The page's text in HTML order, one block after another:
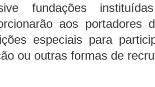
fundações
aos portadores
especiais para
ou outras formas de